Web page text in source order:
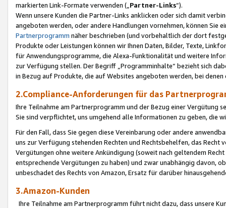
markierten Link-Formate verwenden („ Partner-Links“).
Wenn unsere Kunden die Partner-Links anklicken oder sich damit
angeboten werden, oder andere Handlungen vornehmen, können Sie
Partnerprogramm näher beschrieben (und vorbehaltlich der dort
Produkte oder Leistungen können wir Ihnen Daten, Bilder, Texte,
für Anwendungsprogramme, die Alexa-Funktionalität und weitere
zur Verfügung stellen. Der Begriff „Programminhalte“ bezieht sich
in Bezug auf Produkte, die auf Websites angeboten werden, bei
2.Compliance-Anforderungen für das
Ihre Teilnahme am Partnerprogramm und der Bezug einer Vergütung
Sie sind verpflichtet, uns umgehend alle Informationen zu geben, die
Für den Fall, dass Sie gegen diese Vereinbarung oder andere
uns zur Verfügung stehenden Rechten und Rechtsbehelfen, das
Vergütungen ohne weitere Ankündigung (soweit nach geltendem
entsprechende Vergütungen zu haben) und zwar unabhängig davon,
unbeschadet des Rechts von Amazon, Ersatz für darüber
3.Amazon-Kunden
Ihre Teilnahme am Partnerprogramm führt nicht dazu, dass unsere